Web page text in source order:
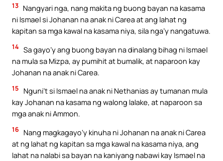
13 Nangyari nga, nang makita ng buong bayan na kasama
ni Ismael si Johanan na anak ni Carea at ang lahat ng
kapitan sa mga kawal na kasama niya, sila nga’y nangatuwa.
14 Sa gayo’y ang buong bayan na dinalang bihag ni Ismael
na mula sa Mizpa, ay pumihit at bumalik, at naparoon kay
Johanan na anak ni Carea.
15
Nguni’t si Ismael na anak ni Nethanias ay tumanan mula
kay Johanan na kasama ng walong lalake, at naparoon sa
mga anak ni Ammon.
16 Nang magkagayo’y kinuha ni Johanan na anak ni Carea
at ng lahat ng kapitan sa mga kawal na kasama niya, ang
lahat na nalabi sa bayan na kaniyang nabawi kay Ismael na